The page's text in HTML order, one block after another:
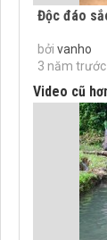
Độc đáo
bởi vanho
3 năm trước
Video cũ